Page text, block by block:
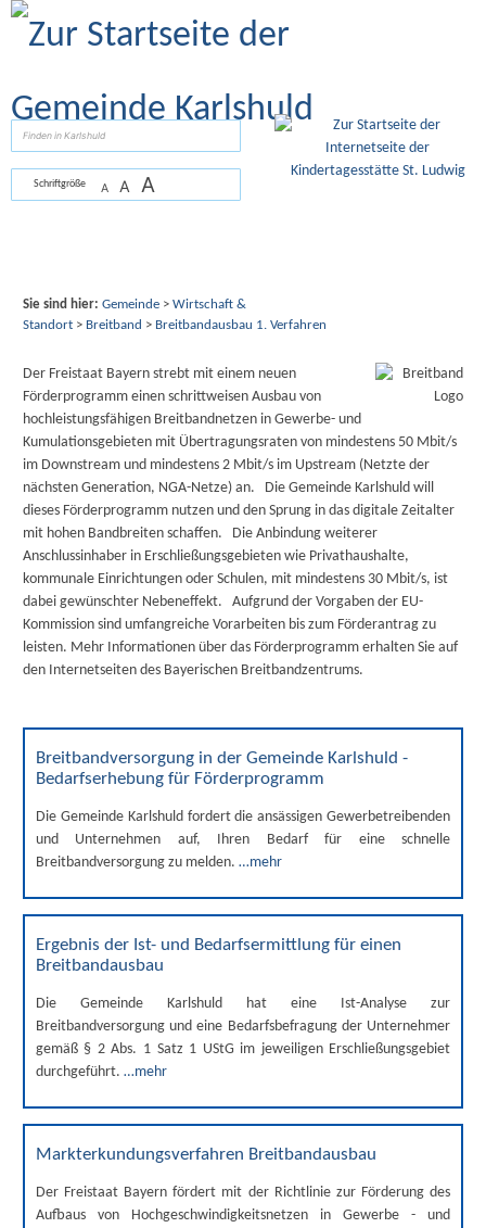
Zum Inhalt
Schriftgröße A A A
Sie sind hier: Gemeinde> Wirtschaft &
Standort> Breitband > Breitbandausbau 1. Verfahren
Der Freistaat Bayern strebt mit einem neuen
Förderprogramm einen schrittweisen Ausbau von
hochleistungsfähigen Breitbandnetzen in Gewerbe- und
Kumulationsgebieten mit Übertragungsraten von mindestens 50 Mbit/s
im Downstream und mindestens 2 Mbit/s im Upstream (Netzte der
nächsten Generation, NGA-Netze) an. Die Gemeinde Karlshuld will
dieses Förderprogramm nutzen und den Sprung in das digitale Zeitalter
mit hohen Bandbreiten schaffen. Die Anbindung weiterer
Anschlussinhaber in Erschließungsgebieten wie Privathaushalte,
kommunale Einrichtungen oder Schulen, mit mindestens 30 Mbit/s, ist
dabei gewünschter Nebeneffekt. Aufgrund der Vorgaben der EU-
Kommission sind umfangreiche Vorarbeiten bis zum Förderantrag zu
leisten. Mehr Informationen über das Förderprogramm erhalten Sie auf
den Internetseiten des Bayerischen Breitbandzentrums.
Breitbandversorgung in der Gemeinde Karlshuld -
Bedarfserhebung für Förderprogramm
Die Gemeinde Karlshuld fordert die ansässigen Gewerbetreibenden
und Unternehmen auf, Ihren Bedarf für eine schnelle
Breitbandversorgung zu melden. …mehr
Ergebnis der Ist- und Bedarfsermittlung für einen
Breitbandausbau
Die Gemeinde Karlshuld hat eine Ist-Analyse zur
Breitbandversorgung und eine Bedarfsbefragung der Unternehmer
gemäß § 2 Abs. 1 Satz 1 UStG im jeweiligen Erschließungsgebiet
durchgeführt. …mehr
Markterkundungsverfahren Breitbandausbau
Der Freistaat Bayern fördert mit der Richtlinie zur Förderung des
Aufbaus von Hochgeschwindigkeitsnetzen in Gewerbe - und